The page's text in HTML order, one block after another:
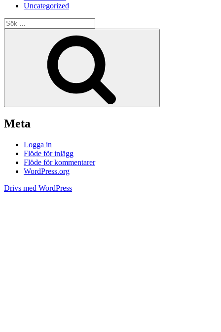
Uncategorized
Sök
efter:
Meta
Logga in
Flöde för inlägg
Flöde för kommentarer
WordPress.org
Drivs med WordPress